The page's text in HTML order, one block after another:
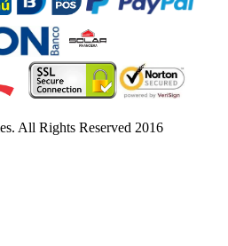
All Rights Reserved 2016